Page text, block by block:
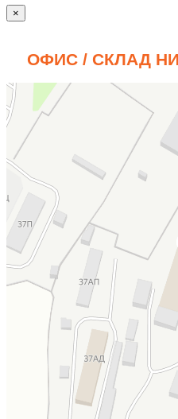
×
ОФИС / СКЛАД